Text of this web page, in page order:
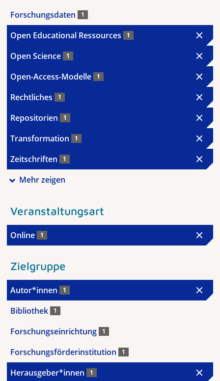
Forschungsdaten 1
Open Educational Ressources 1
Open Science 1
Open-Access-Modelle 1
Rechtliches 1
Repositorien 1
Transformation 1
Zeitschriften 1
Mehr zeigen
Veranstaltungsart
Online 1
Zielgruppe
Autor*innen 1
Bibliothek 1
Forschungseinrichtung 1
Forschungsförderinstitution 1
Herausgeber*innen 1